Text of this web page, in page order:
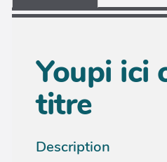
Youpi ici
titre
Description